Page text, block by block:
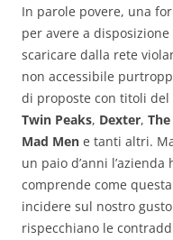
In parole povere, una
per avere a
scaricare dalla rete
non accessibile
di proposte con titoli del
Twin Peaks, Dexter,
Mad Men e tanti altri.
un paio d’anni
comprende come
incidere sul nostro
rispecchiano le